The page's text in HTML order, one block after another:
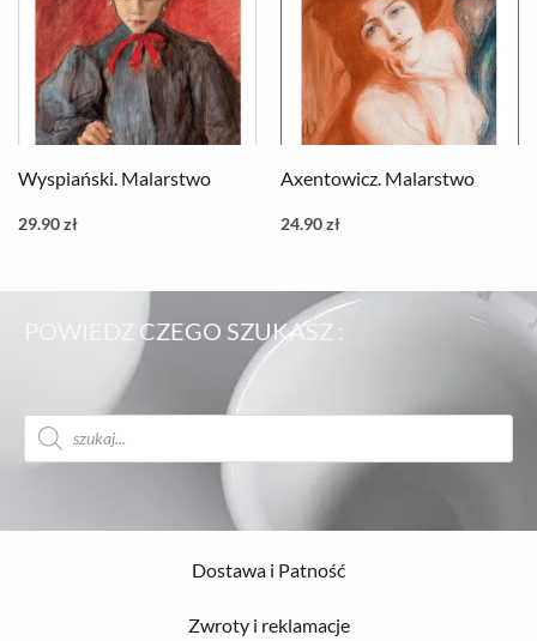
Wyspiański. Malarstwo
29.90zł
Axentowicz. Malarstwo
24.90zł
POWIEDZ CZEGO SZUKASZ :
Wyszukiwarka
produktów
Dostawa i Patność
Zwroty i reklamacje